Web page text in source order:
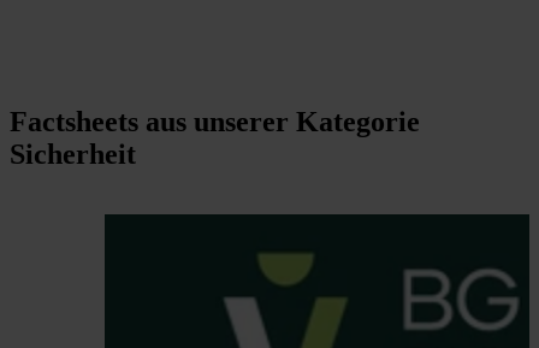
Factsheets aus unserer Kategorie
Sicherheit